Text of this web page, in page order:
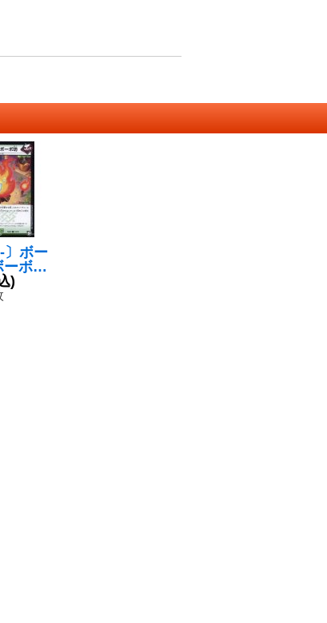
〕ボー
ボ坊
》
)